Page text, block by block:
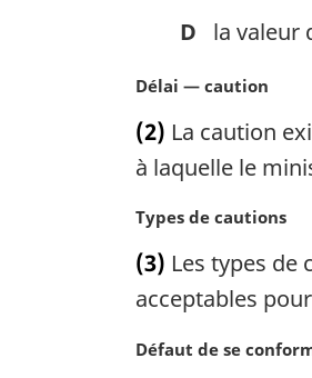
D
la valeur
N
t
e
a
g
i
a
Délai — caution
(2) La caution
à laquelle le
N
t
e
a
Types de cautions
(3) Les types de
acceptables
N
Défaut de se